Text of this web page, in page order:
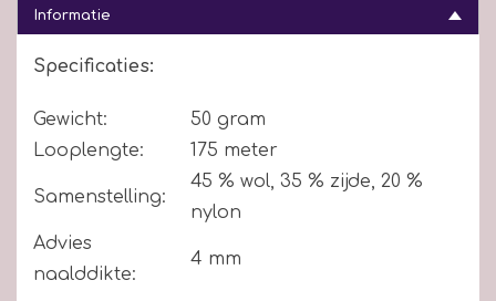
Informatie
Specificaties:
Gewicht:
50 gram
Looplengte:
175 meter
Samenstelling:
45 % wol, 35 % zijde, 20 %
nylon
Advies
naalddikte:
4 mm